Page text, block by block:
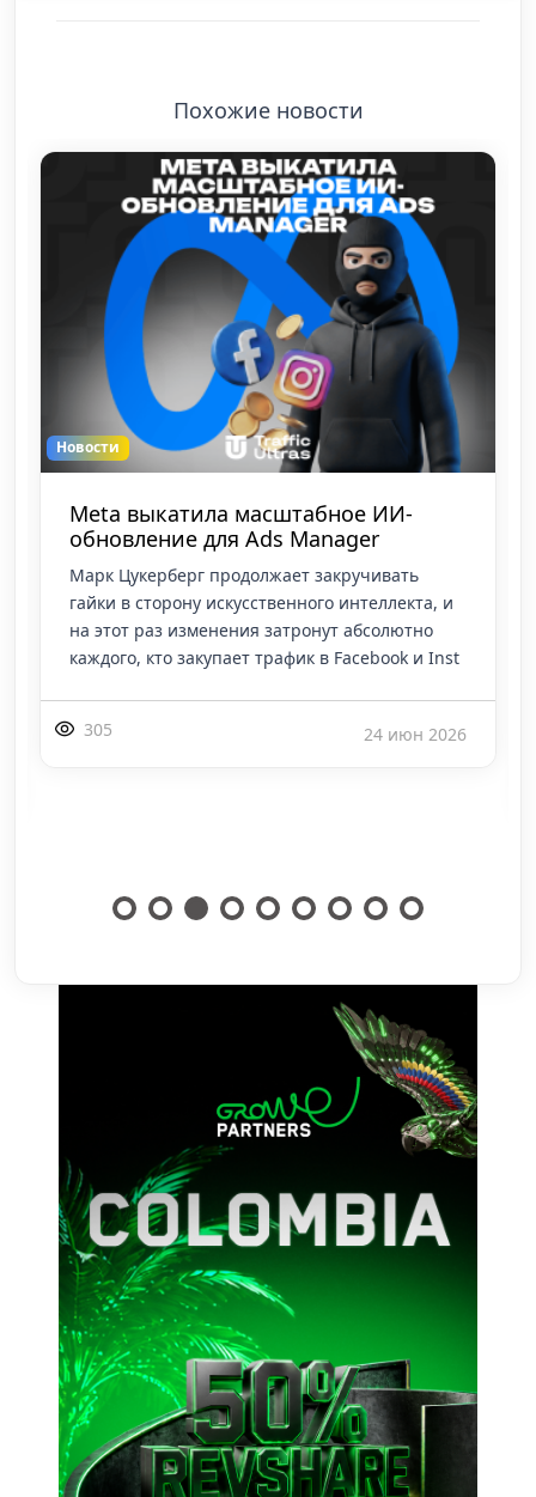
Похожие новости
Новости
Meta выкатила масштабное ИИ-
обновление для Ads Manager
Марк Цукерберг продолжает закручивать
гайки в сторону искусственного интеллекта, и
на этот раз изменения затронут абсолютно
каждого, кто закупает трафик в Facebook и Inst
305 24 июн 2026